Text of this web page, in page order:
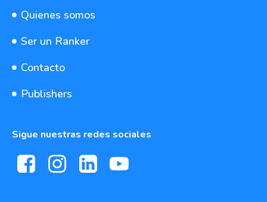
Quienes somos
Ser un Ranker
Contacto
Publishers
Sigue nuestras redes sociales